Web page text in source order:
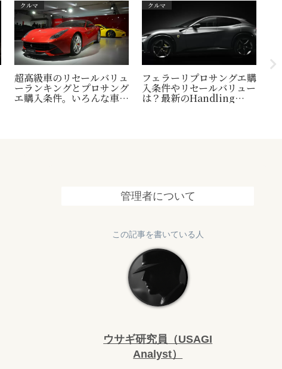
クルマ
超高級車のリセールバリュ
ーランキングとプロサング
エ購入条件。いろんな車の
クルマ
フェラーリプロサングエ購
入条件やリセールバリュー
は？最新のHandling
管理者について
この記事を書いている人
ウサギ研究員（USAGI
Analyst）